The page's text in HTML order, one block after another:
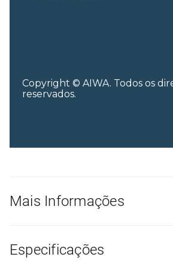
Copyright © AIWA. Todos os
reservados.
Mais Informações
Especificações